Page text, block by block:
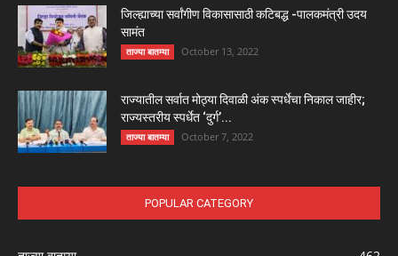
जिल्ह्याच्या सर्वांगीण विकासासाठी कटिबद्ध -पालकमंत्री उदय
सामंत
ताज्या बातम्या October 13, 2022
राज्यातील सर्वात मोठ्या दिवाळी अंक स्पर्धेचा निकाल जाहीर;
राज्यस्तरीय स्पर्धेत ‘दुर्ग’...
ताज्या बातम्या October 7, 2022
POPULAR CATEGORY